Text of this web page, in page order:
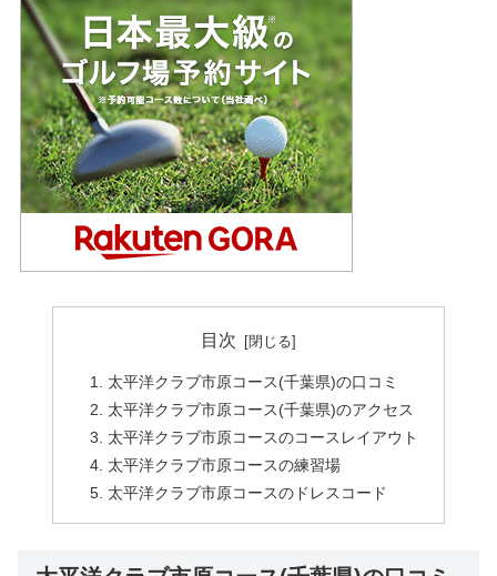
目次
太平洋クラブ市原コース(千葉県)の口コミ
太平洋クラブ市原コース(千葉県)のアクセス
太平洋クラブ市原コースのコースレイアウト
太平洋クラブ市原コースの練習場
太平洋クラブ市原コースのドレスコード